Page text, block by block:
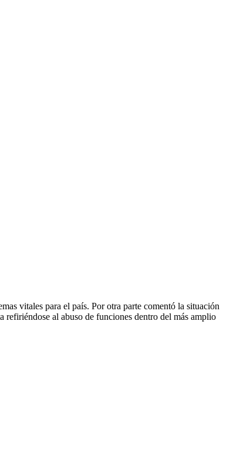
vitales para el país. Por otra parte comentó la situación
al abuso de funciones dentro del más amplio